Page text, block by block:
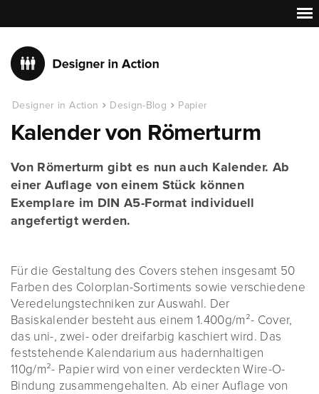
Designer in Action Design-Blog Papier
Kalender von Römerturm
Von Römerturm gibt es nun auch Kalender. Ab
einer Auflage von einem Stück können
Exemplare im DIN A5-Format individuell
angefertigt werden.
Für die Gestaltung des Covers stehen insgesamt 50
Farben des Colorplan-Sortiments sowie verschiedene
Veredelungstechniken zur Auswahl. Der
Basiskalender besteht aus einem 1.400g/m²- Cover,
das uni-, zwei- oder dreifarbig kaschiert wird. Das
feststehende Kalendarium aus hadernhaltigen
110g/m²- Papier wird von einer verdeckten Wire-O-
Bindung zusammengehalten. Ab einer Auflage von